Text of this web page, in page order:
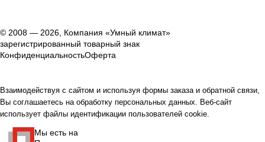
© 2008 — 2026, Компания «Умный климат»
зарегистрированный товарный знак
КонфиденциальностьОферта
Взаимодействуя с сайтом и используя формы заказа и обратной связи,
Вы соглашаетесь на обработку персональных данных. Веб-сайт
использует файлы идентификации пользователей cookie.
Мы есть на